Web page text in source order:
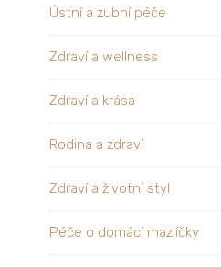
Ústní a zubní péče
Zdraví a wellness
Zdraví a krása
Rodina a zdraví
Zdraví a životní styl
Péče o domácí mazlíčky